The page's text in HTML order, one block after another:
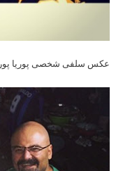
عکس سلفی شخصی پوریا